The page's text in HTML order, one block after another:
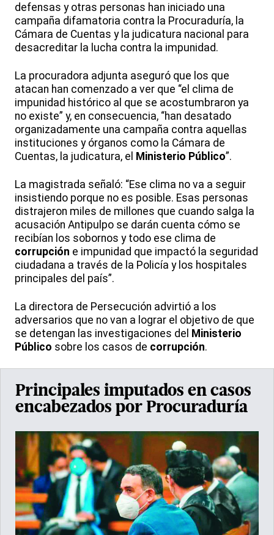
defensas y otras personas han iniciado una
campaña difamatoria contra la Procuraduría, la
Cámara de Cuentas y la judicatura nacional para
desacreditar la lucha contra la impunidad.
La procuradora adjunta aseguró que los que
atacan han comenzado a ver que “el clima de
impunidad histórico al que se acostumbraron ya
no existe” y, en consecuencia, “han desatado
organizadamente una campaña contra aquellas
instituciones y órganos como la Cámara de
Cuentas, la judicatura, el Ministerio Público”.
La magistrada señaló: “Ese clima no va a seguir
insistiendo porque no es posible. Esas personas
distrajeron miles de millones que cuando salga la
acusación Antipulpo se darán cuenta cómo se
recibían los sobornos y todo ese clima de
corrupción e impunidad que impactó la seguridad
ciudadana a través de la Policía y los hospitales
principales del país”.
La directora de Persecución advirtió a los
adversarios que no van a lograr el objetivo de que
se detengan las investigaciones del Ministerio
Público sobre los casos de corrupción.
Principales imputados en casos
encabezados por Procuraduría